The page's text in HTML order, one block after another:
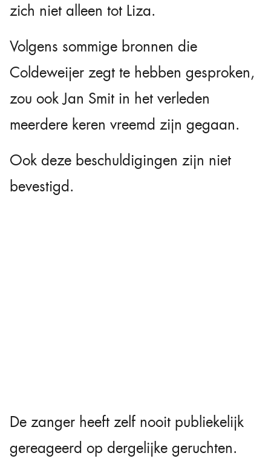
zich niet alleen tot Liza.
Volgens sommige bronnen die
Coldeweijer zegt te hebben gesproken,
zou ook Jan Smit in het verleden
meerdere keren vreemd zijn gegaan.
Ook deze beschuldigingen zijn niet
bevestigd.
De zanger heeft zelf nooit publiekelijk
gereageerd op dergelijke geruchten.